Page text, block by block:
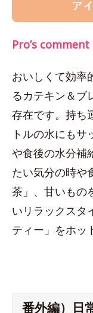
Pro’s comment
おいしくて効率
るカテキン＆ブ
存在です。持ち
トルの水にも
や食後の水分補
たい気分の時や
茶」、甘いもの
いリラックスタ
ティー」をホッ
番外編）日